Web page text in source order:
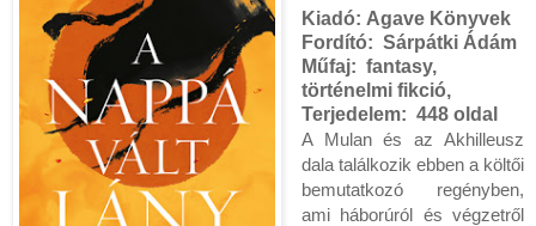
Kiadó: Agave Könyvek
Fordító: Sárpátki Ádám
Műfaj: fantasy,
történelmi fikció,
Terjedelem: 448 oldal
A Mulan és az Akhilleusz
dala találkozik ebben a költői
bemutatkozó regényben,
ami háborúról és végzetről